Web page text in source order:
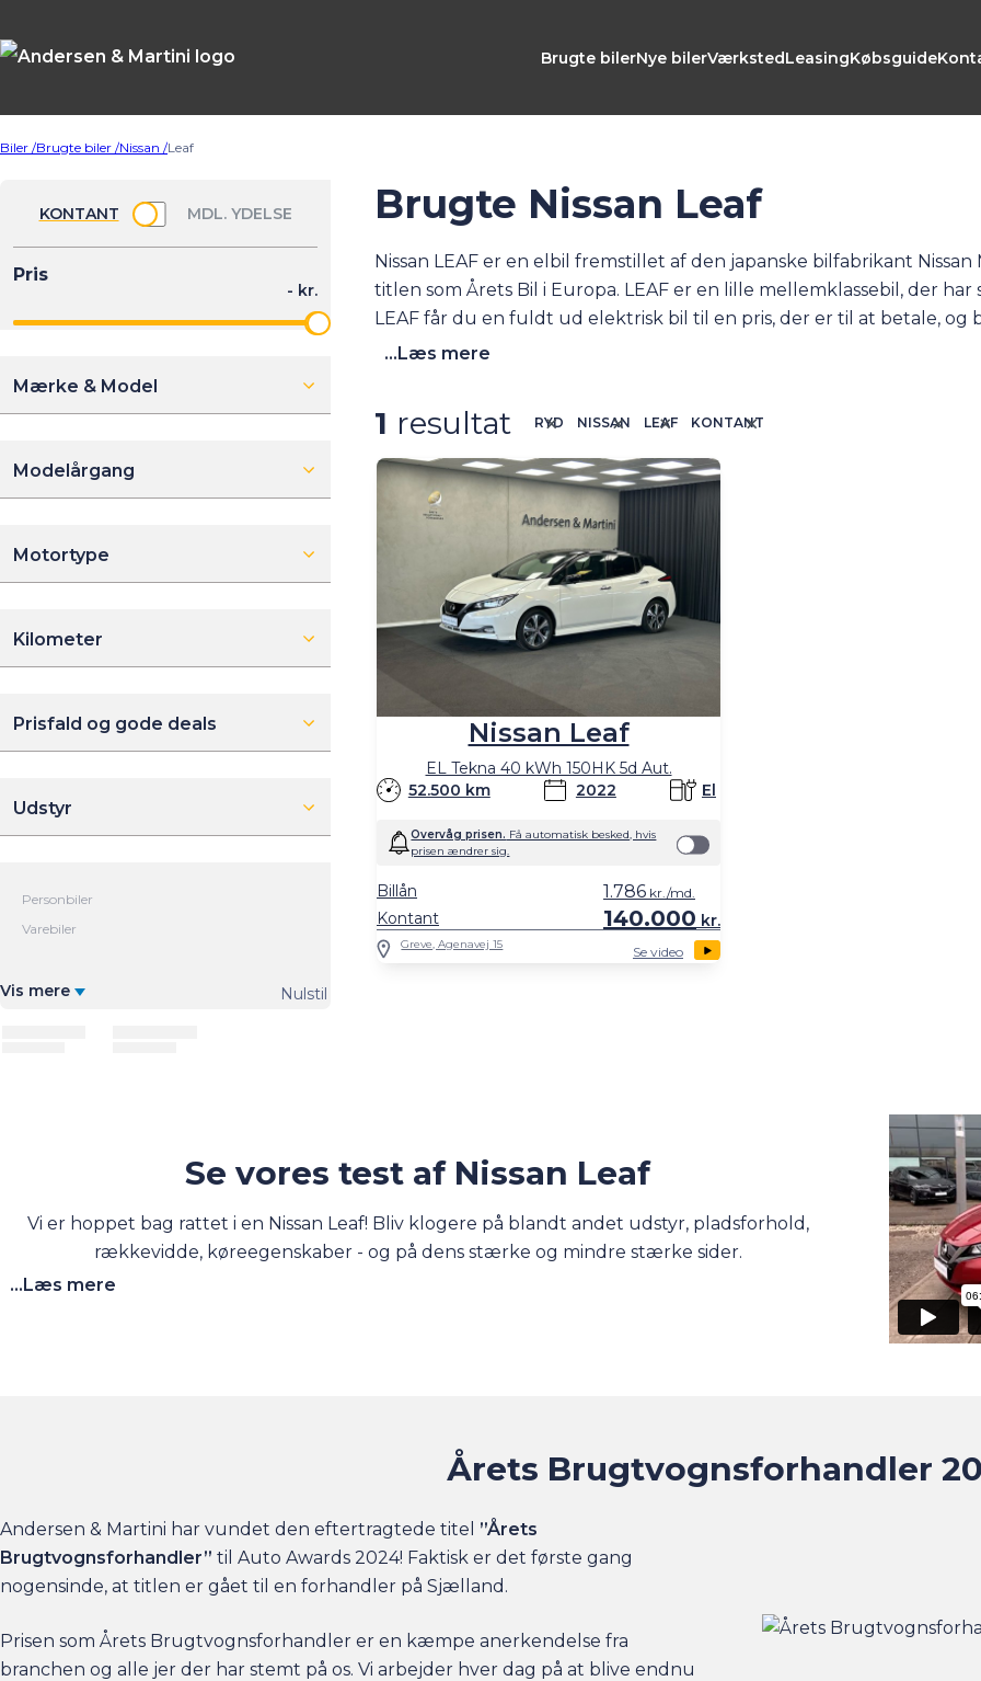
Brugte bilerNye bilerVærkstedLeasingKøbsguide
Biler /Brugte biler /Nissan /Leaf
Mærke & Model
Modelårgang
Motortype
Kilometer
Prisfald og gode deals
Udstyr
Vis mere Nulstil
Brugte Nissan Leaf
Nissan LEAF er en elbil fremstillet af den japanske bilfabrikant
titlen som Årets Bil i Europa. LEAF er en lille mellemklassebil, der
LEAF får du en fuldt ud elektrisk bil til en pris, der er til at betale,
ofte LEAF’er til salg. Har vi ingen på lager pt., kan du se alle vores
...Læs mere
1 resultat RYD NISSAN LEAF KONTANT
Nissan Leaf
EL Tekna 40 kWh 150HK 5d Aut.
52.500 km
2022 El
Overvåg prisen. Få automatisk besked, hvis
prisen ændrer sig.
Kontant 140.000 kr.
Billån 1.786 kr./md.
Greve, Agenavej 15 Se video
Se vores test af Nissan Leaf
Vi er hoppet bag rattet i en Nissan Leaf! Bliv klogere på blandt andet udstyr, pladsforhold,
rækkevidde, køreegenskaber - og på dens stærke og mindre stærke sider.
...Læs mere
Årets Brugtvognsforhandler
Andersen & Martini har vundet den eftertragtede titel ”Årets
Brugtvognsforhandler” til Auto Awards 2024! Faktisk er det første gang
nogensinde, at titlen er gået til en forhandler på Sjælland.
Prisen som Årets Brugtvognsforhandler er en kæmpe anerkendelse fra
branchen og alle jer der har stemt på os. Vi arbejder hver dag på at blive endnu